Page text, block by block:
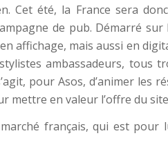
Cet été, la France sera
de pub. Démarré
affichage, mais aussi en
ambassadeurs, tous
pour Asos, d’animer les
mettre en valeur l’offre du
français, qui est pour